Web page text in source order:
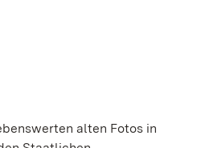
alten Fotos in